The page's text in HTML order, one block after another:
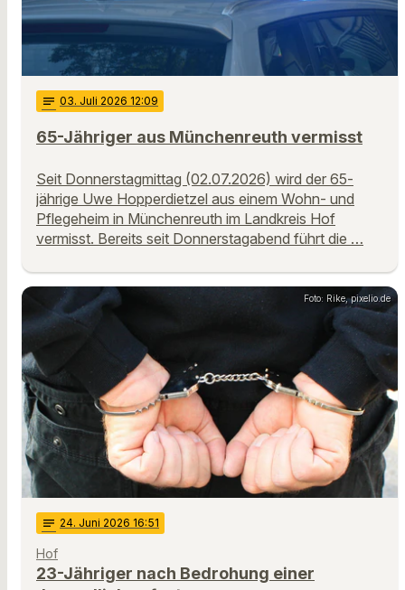
notes 03. Juli 2026 12:09
65-Jähriger aus Münchenreuth vermisst
Seit Donnerstagmittag (02.07.2026) wird der 65-
jährige Uwe Hopperdietzel aus einem Wohn- und
Pflegeheim in Münchenreuth im Landkreis Hof
vermisst. Bereits seit Donnerstagabend führt die …
Foto: Rike, pixelio.de
notes 24. Juni 2026 16:51
Hof
23-Jähriger nach Bedrohung einer